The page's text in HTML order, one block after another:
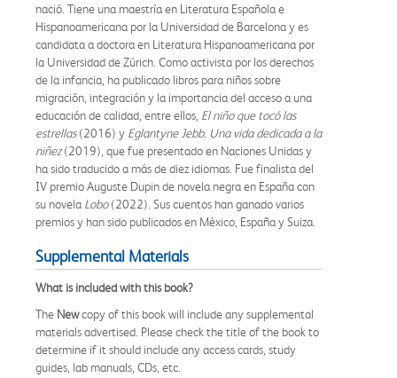
nació. Tiene una maestría en Literatura Española e
Hispanoamericana por la Universidad de Barcelona y es
candidata a doctora en Literatura Hispanoamericana por
la Universidad de Zúrich. Como activista por los derechos
de la infancia, ha publicado libros para niños sobre
migración, integración y la importancia del acceso a una
educación de calidad, entre ellos, El niño que tocó las
estrellas(2016) y Eglantyne Jebb. Una vida dedicada a la
niñez(2019), que fue presentado en Naciones Unidas y
ha sido traducido a más de diez idiomas. Fue finalista del
IV premio Auguste Dupin de novela negra en España con
su novela Lobo(2022). Sus cuentos han ganado varios
premios y han sido publicados en México, España y Suiza.
Supplemental Materials
What is included with this book?
The Newcopy of this book will include any supplemental
materials advertised. Please check the title of the book to
determine if it should include any access cards, study
guides, lab manuals, CDs, etc.